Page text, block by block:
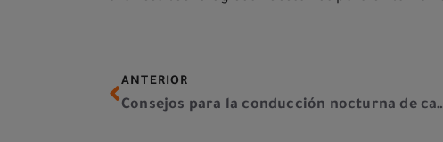
ANTERIOR
Consejos para la